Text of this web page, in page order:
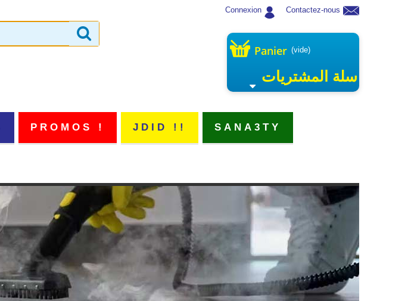
Contactez-nous
Connexion
Panier (vide)
سلة المشتريات
PROMOS ! JDID !! SANA3TY